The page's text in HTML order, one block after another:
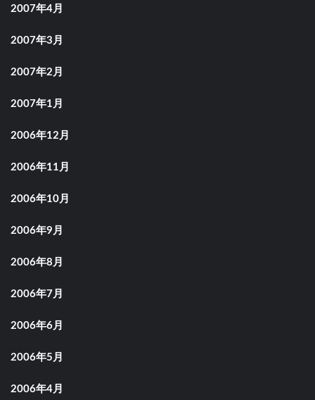
2007年4月
2007年3月
2007年2月
2007年1月
2006年12月
2006年11月
2006年10月
2006年9月
2006年8月
2006年7月
2006年6月
2006年5月
2006年4月